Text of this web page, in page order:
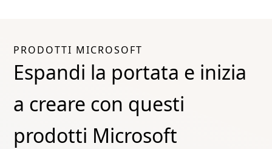
PRODOTTI MICROSOFT
Espandi la portata e inizia
a creare con questi
prodotti Microsoft